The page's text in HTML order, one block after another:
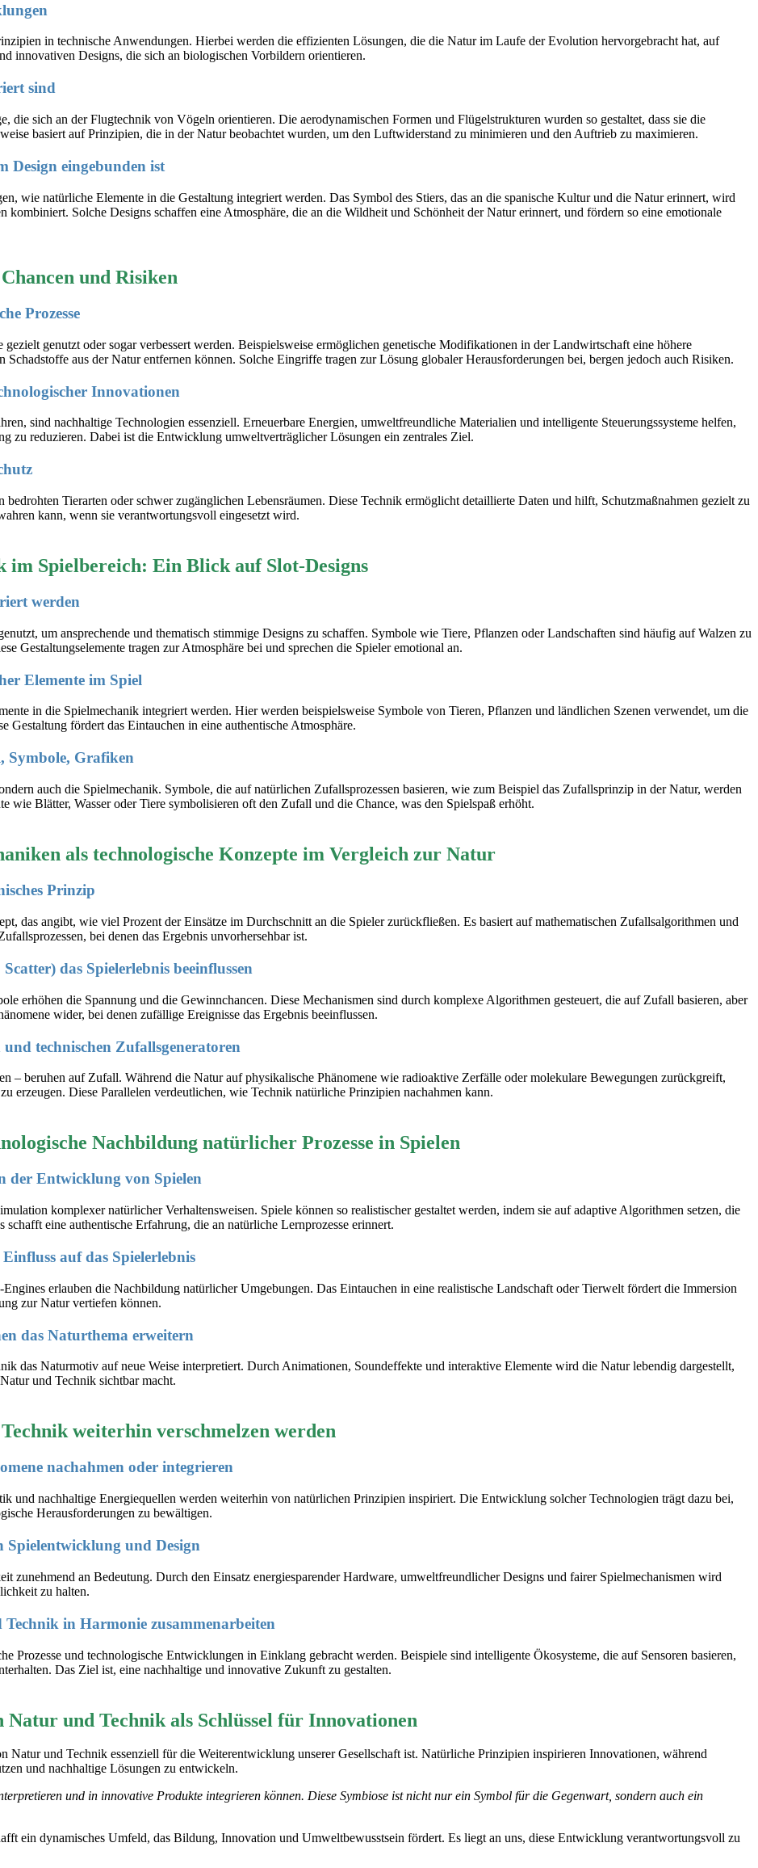
in technische Anwendungen. Hierbei werden die effizienten Lösungen, die die Natur im Laufe der Evolution hervorgebracht hat, auf
innovativen Designs, die sich an biologischen Vorbildern orientieren.
sind
die sich an der Flugtechnik von Vögeln orientieren. Die aerodynamischen Formen und Flügelstrukturen wurden so gestaltet, dass sie die
basiert auf Prinzipien, die in der Natur beobachtet wurden, um den Luftwiderstand zu minimieren und den Auftrieb zu maximieren.
Design eingebunden ist
wie natürliche Elemente in die Gestaltung integriert werden. Das Symbol des Stiers, das an die spanische Kultur und die Natur erinnert, wird
Solche Designs schaffen eine Atmosphäre, die an die Wildheit und Schönheit der Natur erinnert, und fördern so eine emotionale
und Risiken
Prozesse
genutzt oder sogar verbessert werden. Beispielsweise ermöglichen genetische Modifikationen in der Landwirtschaft eine höhere
aus der Natur entfernen können. Solche Eingriffe tragen zur Lösung globaler Herausforderungen bei, bergen jedoch auch Risiken.
Innovationen
sind nachhaltige Technologien essenziell. Erneuerbare Energien, umweltfreundliche Materialien und intelligente Steuerungssysteme helfen,
zu reduzieren. Dabei ist die Entwicklung umweltverträglicher Lösungen ein zentrales Ziel.
Tierarten oder schwer zugänglichen Lebensräumen. Diese Technik ermöglicht detaillierte Daten und hilft, Schutzmaßnahmen gezielt zu
kann, wenn sie verantwortungsvoll eingesetzt wird.
Spielbereich: Ein Blick auf Slot-Designs
werden
um ansprechende und thematisch stimmige Designs zu schaffen. Symbole wie Tiere, Pflanzen oder Landschaften sind häufig auf Walzen zu
Gestaltungselemente tragen zur Atmosphäre bei und sprechen die Spieler emotional an.
Elemente im Spiel
in die Spielmechanik integriert werden. Hier werden beispielsweise Symbole von Tieren, Pflanzen und ländlichen Szenen verwendet, um die
Gestaltung fördert das Eintauchen in eine authentische Atmosphäre.
Symbole, Grafiken
auch die Spielmechanik. Symbole, die auf natürlichen Zufallsprozessen basieren, wie zum Beispiel das Zufallsprinzip in der Natur, werden
wie Blätter, Wasser oder Tiere symbolisieren oft den Zufall und die Chance, was den Spielspaß erhöht.
als technologische Konzepte im Vergleich zur Natur
Prinzip
das angibt, wie viel Prozent der Einsätze im Durchschnitt an die Spieler zurückfließen. Es basiert auf mathematischen Zufallsalgorithmen und
bei denen das Ergebnis unvorhersehbar ist.
das Spielerlebnis beeinflussen
erhöhen die Spannung und die Gewinnchancen. Diese Mechanismen sind durch komplexe Algorithmen gesteuert, die auf Zufall basieren, aber
wider, bei denen zufällige Ereignisse das Ergebnis beeinflussen.
technischen Zufallsgeneratoren
– beruhen auf Zufall. Während die Natur auf physikalische Phänomene wie radioaktive Zerfälle oder molekulare Bewegungen zurückgreift,
erzeugen. Diese Parallelen verdeutlichen, wie Technik natürliche Prinzipien nachahmen kann.
Nachbildung natürlicher Prozesse in Spielen
der Entwicklung von Spielen
komplexer natürlicher Verhaltensweisen. Spiele können so realistischer gestaltet werden, indem sie auf adaptive Algorithmen setzen, die
eine authentische Erfahrung, die an natürliche Lernprozesse erinnert.
auf das Spielerlebnis
erlauben die Nachbildung natürlicher Umgebungen. Das Eintauchen in eine realistische Landschaft oder Tierwelt fördert die Immersion
zur Natur vertiefen können.
das Naturthema erweitern
das Naturmotiv auf neue Weise interpretiert. Durch Animationen, Soundeffekte und interaktive Elemente wird die Natur lebendig dargestellt,
und Technik sichtbar macht.
weiterhin verschmelzen werden
nachahmen oder integrieren
und nachhaltige Energiequellen werden weiterhin von natürlichen Prinzipien inspiriert. Die Entwicklung solcher Technologien trägt dazu bei,
Herausforderungen zu bewältigen.
und Design
zunehmend an Bedeutung. Durch den Einsatz energiesparender Hardware, umweltfreundlicher Designs und fairer Spielmechanismen wird
zu halten.
in Harmonie zusammenarbeiten
Prozesse und technologische Entwicklungen in Einklang gebracht werden. Beispiele sind intelligente Ökosysteme, die auf Sensoren basieren,
Das Ziel ist, eine nachhaltige und innovative Zukunft zu gestalten.
und Technik als Schlüssel für Innovationen
Natur und Technik essenziell für die Weiterentwicklung unserer Gesellschaft ist. Natürliche Prinzipien inspirieren Innovationen, während
und nachhaltige Lösungen zu entwickeln.
und in innovative Produkte integrieren können. Diese Symbiose ist nicht nur ein Symbol für die Gegenwart, sondern auch ein
ein dynamisches Umfeld, das Bildung, Innovation und Umweltbewusstsein fördert. Es liegt an uns, diese Entwicklung verantwortungsvoll zu